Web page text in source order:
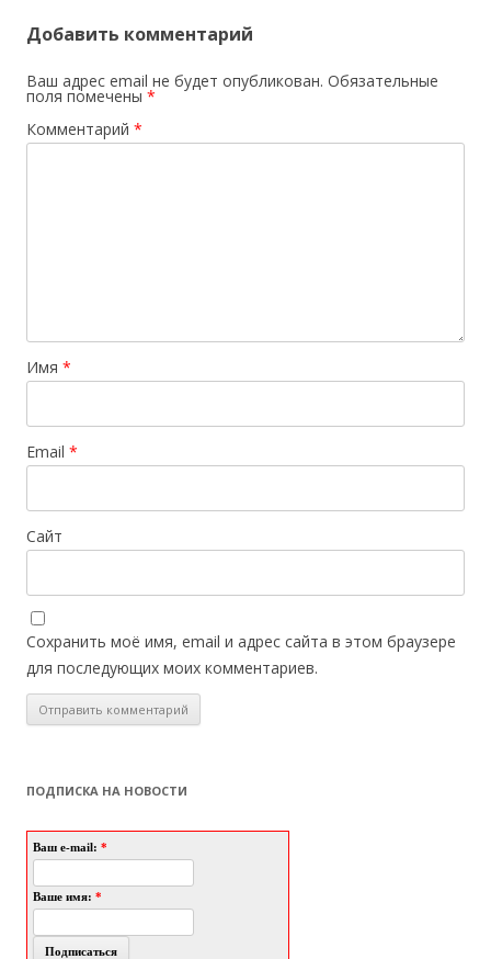
Добавить комментарий
Ваш адрес email не будет опубликован. Обязательные
поля помечены *
Комментарий *
Имя *
Email *
Сайт
Сохранить моё имя, email и адрес сайта в этом браузере
для последующих моих комментариев.
ПОДПИСКА НА НОВОСТИ
Ваш e-mail: *
Ваше имя: *